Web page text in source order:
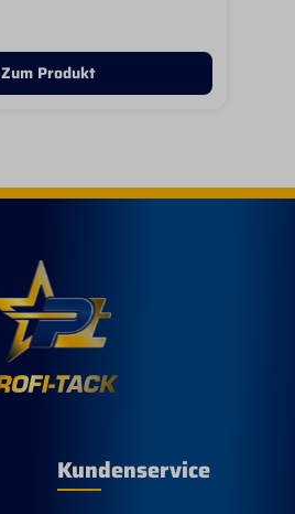
Zum Produkt
Kundenservice